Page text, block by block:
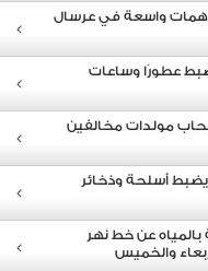
واسعة في عرسال
عطورًا وساعات
شخصًا ويضبط أسلحة وذخائر
عن خط نهر
والخميس